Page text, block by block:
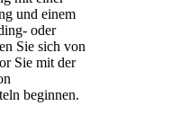
und einem
oder
Sie sich von
Sie mit der
beginnen.